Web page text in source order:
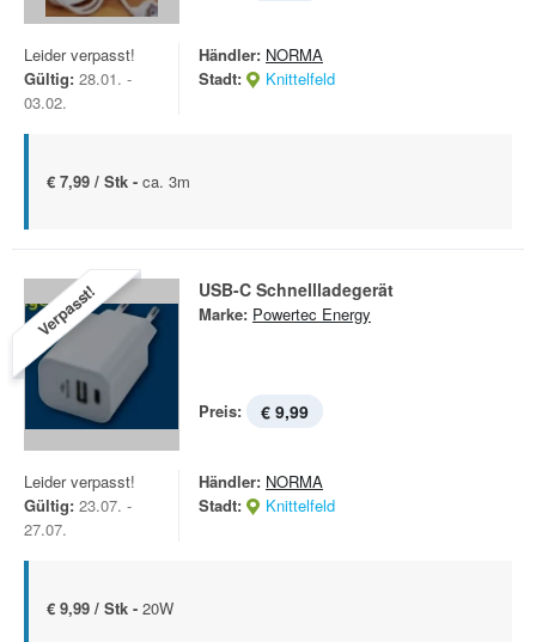
Leider verpasst!
Gültig: 28.01. -
03.02.
Händler: NORMA
Stadt:
Knittelfeld
€ 7,99 / Stk - ca. 3m
Verpasst! USB-C Schnellladegerät
Marke: Powertec Energy
Preis: € 9,99
Leider verpasst!
Gültig: 23.07. -
27.07.
Händler: NORMA
Stadt:
Knittelfeld
€ 9,99 / Stk - 20W